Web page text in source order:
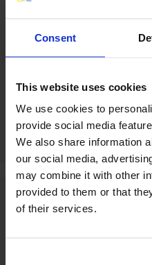
Consent
This website uses cookies
We use cookies to
provide social media
We also share information
our social media,
may combine it with other
provided to them or that
of their services.
Schaben von Komponenten
von Warmschmiedepressen